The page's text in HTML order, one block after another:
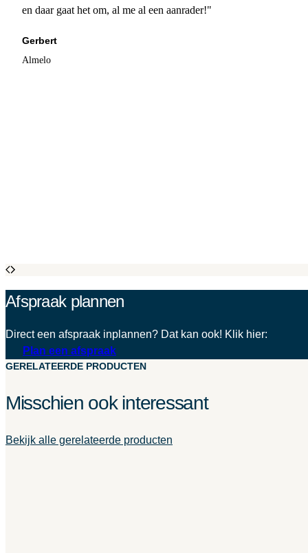
en daar gaat het om, al me al een aanrader!"
Gerbert
Almelo
Afspraak plannen
Direct een afspraak inplannen? Dat kan ook! Klik hier:
Plan een afspraak
GERELATEERDE PRODUCTEN
Misschien ook interessant
Bekijk alle gerelateerde producten